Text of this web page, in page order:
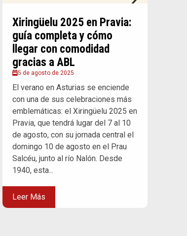
Xiringüelu 2025 en Pravia:
guía completa y cómo
llegar con comodidad
gracias a ABL
5 de agosto de 2025
El verano en Asturias se enciende
con una de sus celebraciones más
emblemáticas: el Xiringüelu 2025 en
Pravia, que tendrá lugar del 7 al 10
de agosto, con su jornada central el
domingo 10 de agosto en el Prau
Salcéu, junto al río Nalón. Desde
1940, esta...
Leer Más